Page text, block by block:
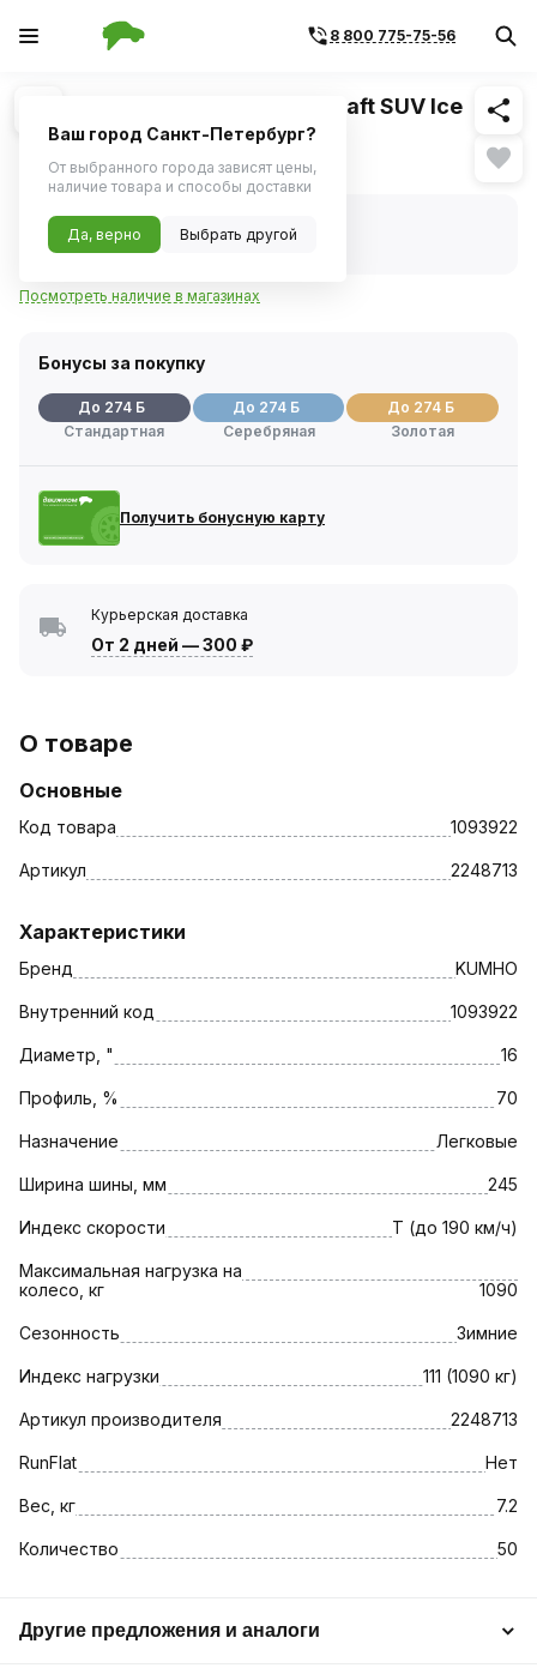
8 800 775-75-56
1/1 Похожие
Шина зимняя Kumho Wintercraft SUV Ice
WS51 245/70 R16 111T
Нет в наличии
Нет в наличии
Код товара:1093922
Артикул:2248713
Посмотреть наличие в магазинах
Бонусы за покупку
До 274 Б
Стандартная
До 274 Б
Серебряная
До 274 Б
Золотая
Получить бонусную карту
Курьерская доставка
От 2 дней —300 ₽
О товаре
Основные
Код товара 1093922
Артикул 2248713
Характеристики
Бренд KUMHO
Внутренний код 1093922
Диаметр, " 16
Профиль, % 70
Назначение Легковые
Ширина шины, мм 245
Индекс скорости T (до 190 км/ч)
Максимальная нагрузка на
колесо, кг
1090
Сезонность Зимние
Индекс нагрузки 111 (1090 кг)
Артикул производителя 2248713
RunFlat Нет
Вес, кг 7.2
Количество 50
Другие предложения и аналоги
Ваш город Санкт-Петербург?
От выбранного города зависят цены,
наличие товара и способы доставки
Да, верно Выбрать другой